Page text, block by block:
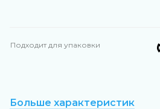
Подходит для упаковки
Больше характеристик